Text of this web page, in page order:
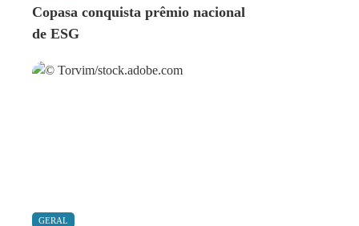
Copasa conquista prêmio nacional
de ESG
GERAL